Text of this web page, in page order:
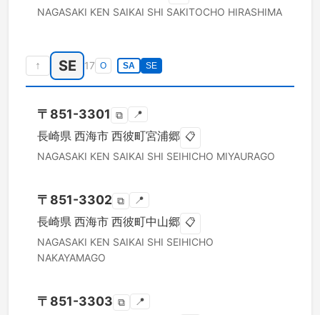
NAGASAKI KEN SAIKAI SHI SAKITOCHO HIRASHIMA
↑ SE 17 O SA SE
〒 851-3301 ⧉ 📍
長崎県 西海市 西彼町宮浦郷 📋
NAGASAKI KEN SAIKAI SHI SEIHICHO MIYAURAGO
〒 851-3302 ⧉ 📍
長崎県 西海市 西彼町中山郷 📋
NAGASAKI KEN SAIKAI SHI SEIHICHO
NAKAYAMAGO
〒 851-3303 ⧉ 📍